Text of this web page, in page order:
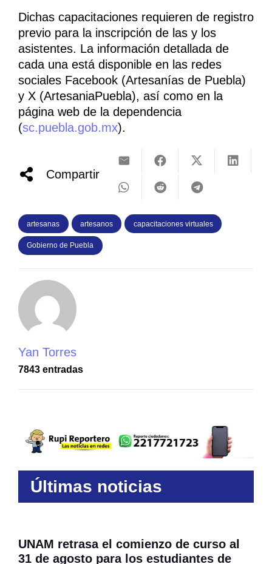
Dichas capacitaciones requieren de registro
previo para la inscripción de las y los
asistentes. La información detallada de
cada una está disponible en las redes
sociales Facebook (Artesanías de Puebla)
y X (ArtesaniaPuebla), así como en la
página web de la dependencia
(sc.puebla.gob.mx).
Compartir
artesanas artesanos capacitaciones virtuales
Gobierno de Puebla
Yan Torres
7843 entradas
Últimas noticias
UNAM retrasa el comienzo de curso al
31 de agosto para los estudiantes de